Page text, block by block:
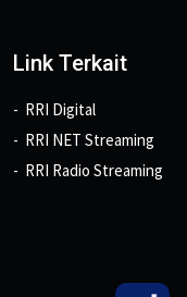
Link Terkait
RRI Digital
RRI NET Streaming
RRI Radio Streaming